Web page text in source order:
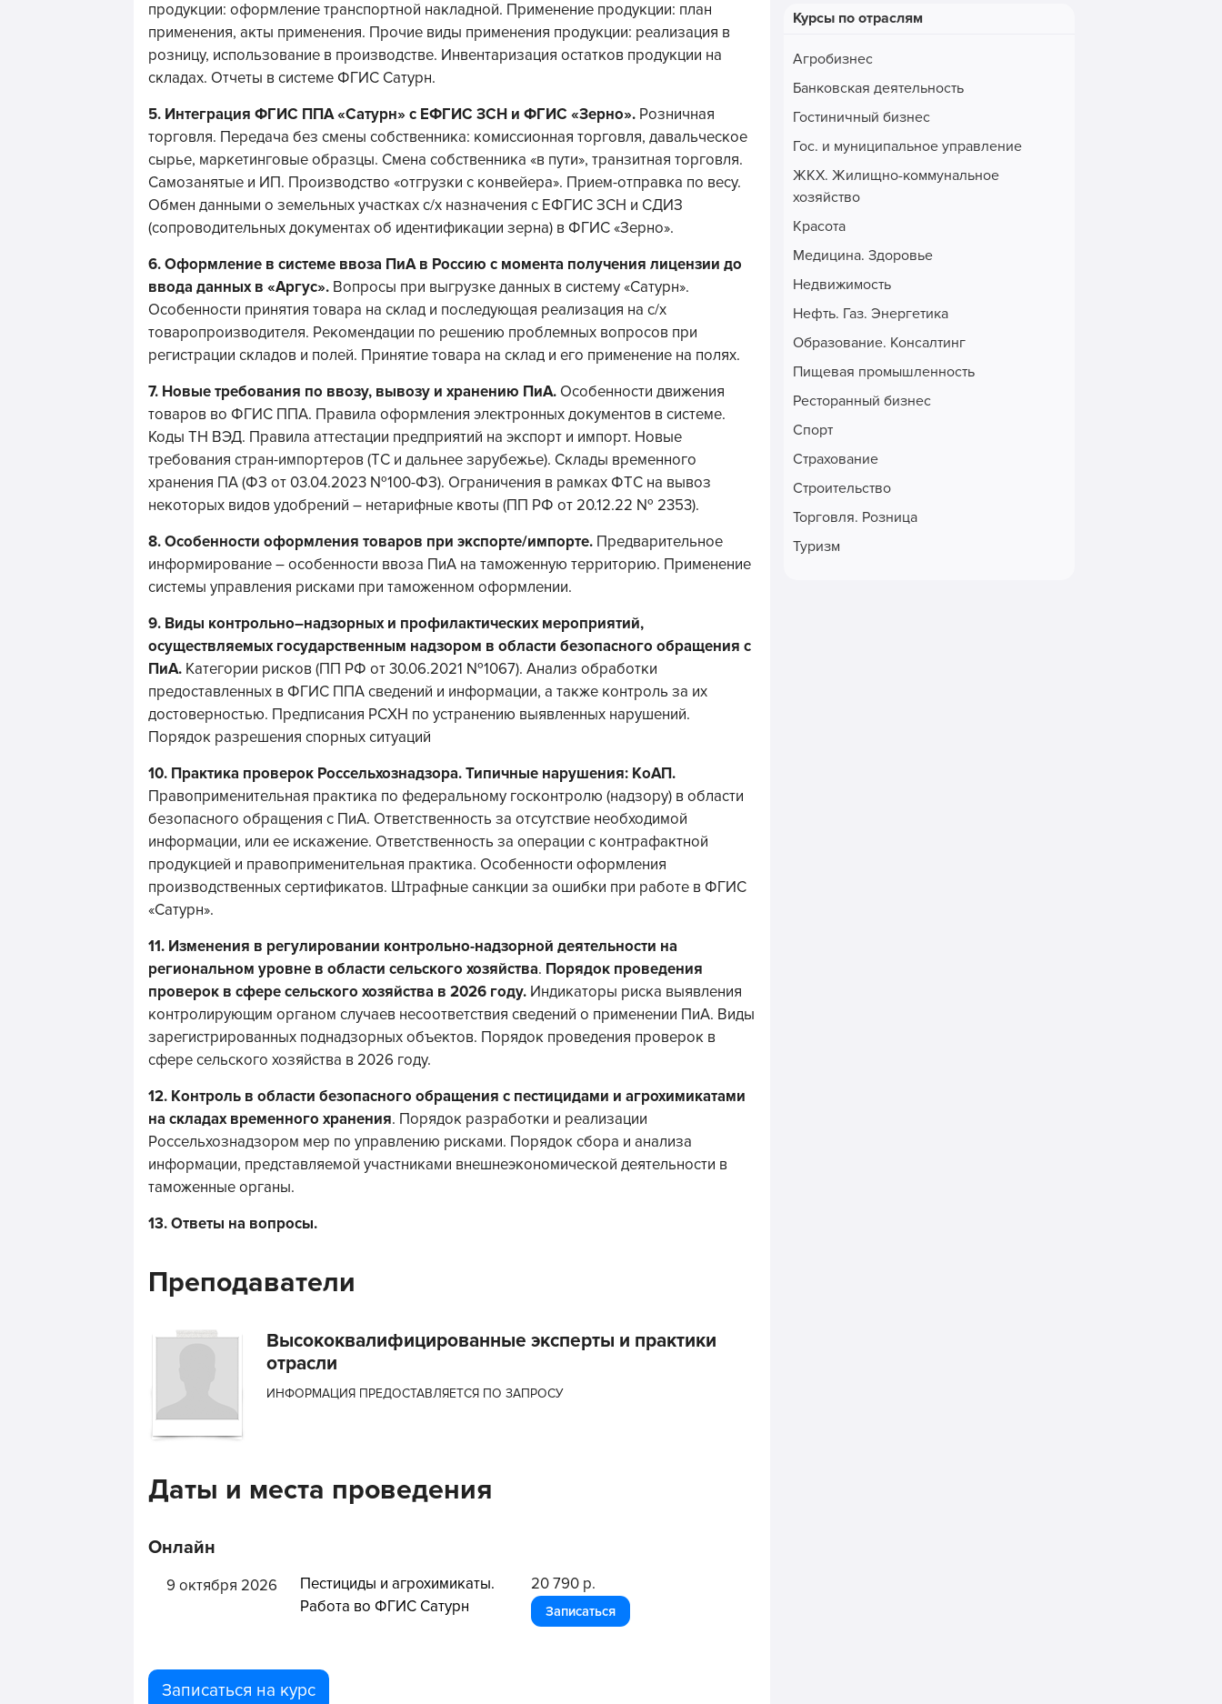
продукции: оформление транспортной накладной. Применение продукции: план
применения, акты применения. Прочие виды применения продукции: реализация в
розницу, использование в производстве. Инвентаризация остатков продукции на
складах. Отчеты в системе ФГИС Сатурн.
5. Интеграция ФГИС ППА «Сатурн» с ЕФГИС ЗСН и ФГИС «Зерно». Розничная
торговля. Передача без смены собственника: комиссионная торговля, давальческое
сырье, маркетинговые образцы. Смена собственника «в пути», транзитная торговля.
Самозанятые и ИП. Производство «отгрузки с конвейера». Прием-отправка по весу.
Обмен данными о земельных участках с/х назначения с ЕФГИС ЗСН и СДИЗ
(сопроводительных документах об идентификации зерна) в ФГИС «Зерно».
6. Оформление в системе ввоза ПиА в Россию с момента получения лицензии до
ввода данных в «Аргус». Вопросы при выгрузке данных в систему «Сатурн».
Особенности принятия товара на склад и последующая реализация на с/х
товаропроизводителя. Рекомендации по решению проблемных вопросов при
регистрации складов и полей. Принятие товара на склад и его применение на полях.
7. Новые требования по ввозу, вывозу и хранению ПиА. Особенности движения
товаров во ФГИС ППА. Правила оформления электронных документов в системе.
Коды ТН ВЭД. Правила аттестации предприятий на экспорт и импорт. Новые
требования стран-импортеров (ТС и дальнее зарубежье). Склады временного
хранения ПА (ФЗ от 03.04.2023 №100-ФЗ). Ограничения в рамках ФТС на вывоз
некоторых видов удобрений – нетарифные квоты (ПП РФ от 20.12.22 № 2353).
8. Особенности оформления товаров при экспорте/импорте. Предварительное
информирование – особенности ввоза ПиА на таможенную территорию. Применение
системы управления рисками при таможенном оформлении.
9. Виды контрольно–надзорных и профилактических мероприятий,
осуществляемых государственным надзором в области безопасного обращения с
ПиА. Категории рисков (ПП РФ от 30.06.2021 №1067). Анализ обработки
предоставленных в ФГИС ППА сведений и информации, а также контроль за их
достоверностью. Предписания РСХН по устранению выявленных нарушений.
Порядок разрешения спорных ситуаций
10. Практика проверок Россельхознадзора. Типичные нарушения: КоАП.
Правоприменительная практика по федеральному госконтролю (надзору) в области
безопасного обращения с ПиА. Ответственность за отсутствие необходимой
информации, или ее искажение. Ответственность за операции с контрафактной
продукцией и правоприменительная практика. Особенности оформления
производственных сертификатов. Штрафные санкции за ошибки при работе в ФГИС
«Сатурн».
11. Изменения в регулировании контрольно-надзорной деятельности на
региональном уровне в области сельского хозяйства. Порядок проведения
проверок в сфере сельского хозяйства в 2026 году. Индикаторы риска выявления
контролирующим органом случаев несоответствия сведений о применении ПиА. Виды
зарегистрированных поднадзорных объектов. Порядок проведения проверок в
сфере сельского хозяйства в 2026 году.
12. Контроль в области безопасного обращения с пестицидами и агрохимикатами
на складах временного хранения. Порядок разработки и реализации
Россельхознадзором мер по управлению рисками. Порядок сбора и анализа
информации, представляемой участниками внешнеэкономической деятельности в
таможенные органы.
13. Ответы на вопросы.
Преподаватели
Высококвалифицированные эксперты и практики
отрасли
ИНФОРМАЦИЯ ПРЕДОСТАВЛЯЕТСЯ ПО ЗАПРОСУ
Даты и места проведения
Онлайн
9 октября 2026
Пестициды и агрохимикаты.
Работа во ФГИС Сатурн
20 790 р.
Записаться
Записаться на курс
Курсы по отраслям
Агробизнес
Банковская деятельность
Гостиничный бизнес
Гос. и муниципальное управление
ЖКХ. Жилищно-коммунальное
хозяйство
Красота
Медицина. Здоровье
Недвижимость
Нефть. Газ. Энергетика
Образование. Консалтинг
Пищевая промышленность
Ресторанный бизнес
Спорт
Страхование
Строительство
Торговля. Розница
Туризм